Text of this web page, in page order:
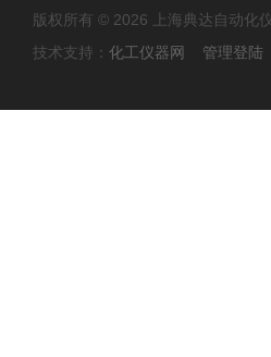
版权所有 © 2026 上海典达自动化
技术支持： 化工仪器网 管理登陆